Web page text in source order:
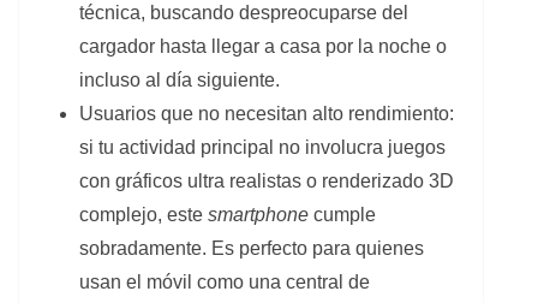
técnica, buscando despreocuparse del
cargador hasta llegar a casa por la noche o
incluso al día siguiente.
Usuarios que no necesitan alto rendimiento:
si tu actividad principal no involucra juegos
con gráficos ultra realistas o renderizado 3D
complejo, este smartphone cumple
sobradamente. Es perfecto para quienes
usan el móvil como una central de